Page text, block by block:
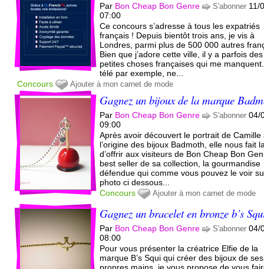
Par Bon Cheap Bon Genre S'abonner 11/
07:00
Ce concours s’adresse à tous les expatriés
français ! Depuis bientôt trois ans, je vis à
Londres, parmi plus de 500 000 autres
Bien que j’adore cette ville, il y a parfois des
petites choses françaises qui me
télé par exemple, ne...
Concours
Ajouter à mon carnet de mode
Gagnez un bijoux de la marque
Par Bon Cheap Bon Genre S'abonner 04/
09:00
Après avoir découvert le portrait de Camille
l’origine des bijoux Badmoth, elle nous fait
d’offrir aux visiteurs de Bon Cheap Bon
best seller de sa collection, la gourmandise
défendue qui comme vous pouvez le voir
photo ci dessous...
Concours
Ajouter à mon carnet de mode
Gagnez un bracelet en bronze b’s
Par Bon Cheap Bon Genre S'abonner 04/
08:00
Pour vous présenter la créatrice Elfie de la
marque B’s Squi qui créer des bijoux de ses